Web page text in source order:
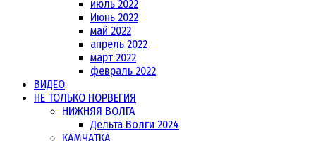
июль 2022
Июнь 2022
май 2022
апрель 2022
март 2022
февраль 2022
ВИДЕО
НЕ ТОЛЬКО НОРВЕГИЯ
НИЖНЯЯ ВОЛГА
Дельта Волги 2024
КАМЧАТКА